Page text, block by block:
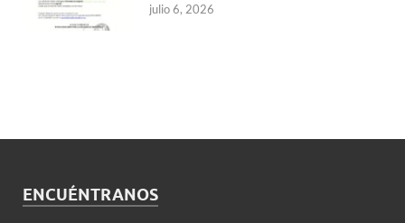
julio 6, 2026
ENCUÉNTRANOS